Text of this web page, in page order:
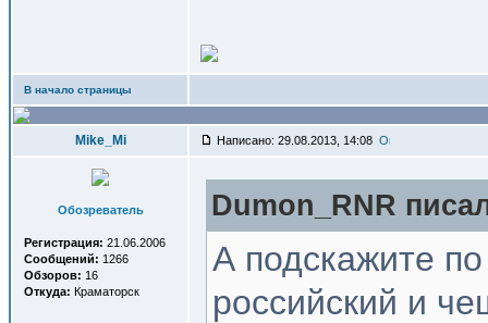
В начало страницы
Mike_Mi Написано: 29.08.2013, 14:08
Обозреватель
Регистрация: 21.06.2006
Сообщений: 1266
Обзоров: 16
Откуда: Краматорск
Dumon_RNR
А подскажите
российский и